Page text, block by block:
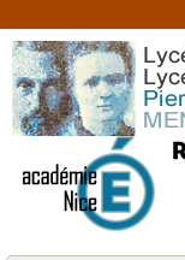
au
contenu